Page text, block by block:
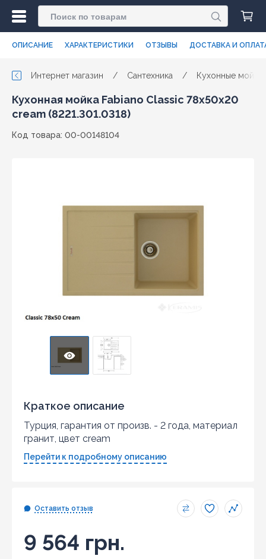
ОПИСАНИЕ ХАРАКТЕРИСТИКИ ОТЗЫВЫ ДОСТАВКА И
Интернет магазин / Сантехника / Кухонные мойки
Кухонная мойка Fabiano Classic 78x50x20
cream (8221.301.0318)
Код товара: 00-00148104
Краткое описание
Турция, гарантия от произв. - 2 года, материал
гранит, цвет cream
Перейти к подробному описанию
Оставить отзыв
9 564 грн.